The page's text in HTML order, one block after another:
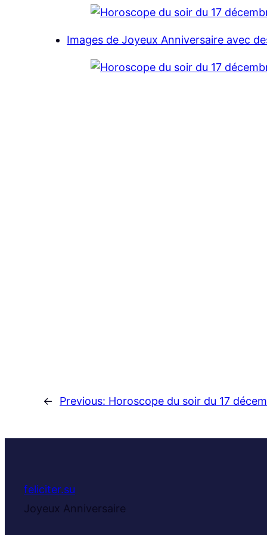
Images de Joyeux Anniversaire avec
← Previous: Horoscope du soir du 17
feliciter.su
Joyeux Anniversaire